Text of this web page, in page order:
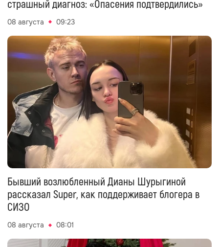
страшный диагноз: «Опасения подтвердились»
08 августа 09:23
Бывший возлюбленный Дианы Шурыгиной
рассказал Super, как поддерживает блогера в
СИЗО
08 августа 08:01